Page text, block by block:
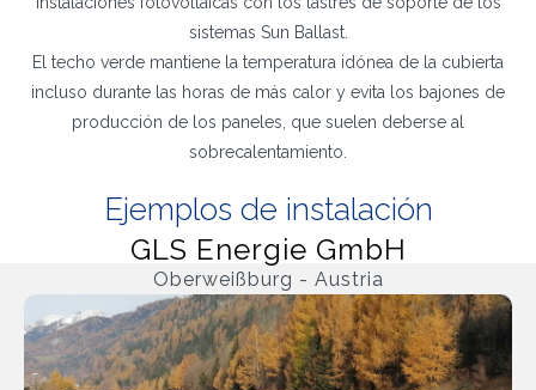
sistemas Sun Ballast.
El techo verde mantiene la temperatura idónea de la cubierta
incluso durante las horas de más calor y evita los bajones de
producción de los paneles, que suelen deberse al
sobrecalentamiento.
Ejemplos de instalación
GLS Energie GmbH
Oberweißburg - Austria